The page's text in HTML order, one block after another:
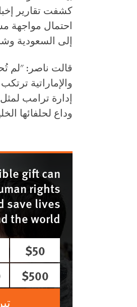
كشفت تقارير
احتمال مواجهة
إلى السعودية
قالت ناصر: "لم
والإماراتية
إدارة ترامب لمثل
وداع لحلفائها
gift can
rights
save lives
the world.
$50
$500